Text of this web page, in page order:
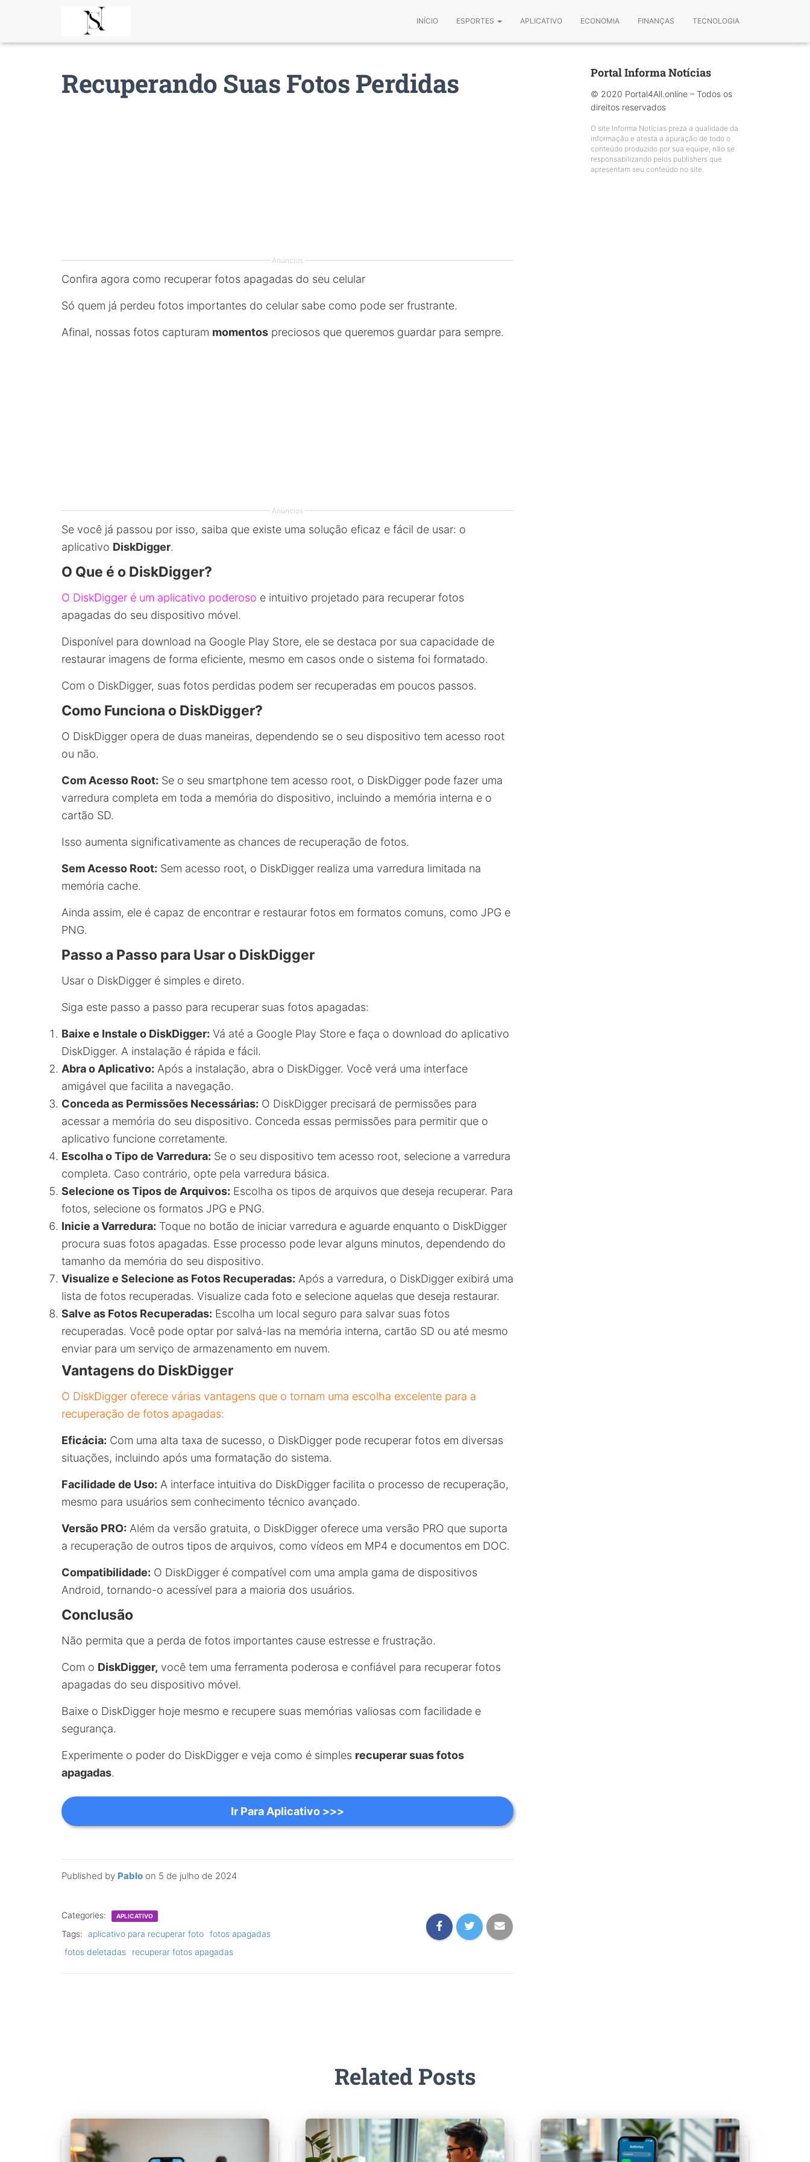
INÍCIO ESPORTES APLICATIVO ECONOMIA FINANÇAS TECNOLOGIA
Recuperando Suas Fotos Perdidas
Published by Pablo on 5 de julho de 2024
Anúncios
Confira agora como recuperar fotos apagadas do seu celular
Só quem já perdeu fotos importantes do celular sabe como pode ser frustrante.
Afinal, nossas fotos capturam momentos preciosos que queremos guardar para sempre.
Anúncios
Se você já passou por isso, saiba que existe uma solução eficaz e fácil de usar: o
aplicativo DiskDigger.
O Que é o DiskDigger?
O DiskDigger é um aplicativo poderoso e intuitivo projetado para recuperar fotos
apagadas do seu dispositivo móvel.
Disponível para download na Google Play Store, ele se destaca por sua capacidade de
restaurar imagens de forma eficiente, mesmo em casos onde o sistema foi formatado.
Com o DiskDigger, suas fotos perdidas podem ser recuperadas em poucos passos.
Como Funciona o DiskDigger?
O DiskDigger opera de duas maneiras, dependendo se o seu dispositivo tem acesso root
ou não.
Com Acesso Root: Se o seu smartphone tem acesso root, o DiskDigger pode fazer uma
varredura completa em toda a memória do dispositivo, incluindo a memória interna e o
cartão SD.
Isso aumenta significativamente as chances de recuperação de fotos.
Sem Acesso Root: Sem acesso root, o DiskDigger realiza uma varredura limitada na
memória cache.
Ainda assim, ele é capaz de encontrar e restaurar fotos em formatos comuns, como JPG e
PNG.
Passo a Passo para Usar o DiskDigger
Usar o DiskDigger é simples e direto.
Siga este passo a passo para recuperar suas fotos apagadas:
Baixe e Instale o DiskDigger: Vá até a Google Play Store e faça o download do aplicativo
DiskDigger. A instalação é rápida e fácil.
Abra o Aplicativo: Após a instalação, abra o DiskDigger. Você verá uma interface
amigável que facilita a navegação.
Conceda as Permissões Necessárias: O DiskDigger precisará de permissões para
acessar a memória do seu dispositivo. Conceda essas permissões para permitir que o
aplicativo funcione corretamente.
Escolha o Tipo de Varredura: Se o seu dispositivo tem acesso root, selecione a varredura
completa. Caso contrário, opte pela varredura básica.
Selecione os Tipos de Arquivos: Escolha os tipos de arquivos que deseja recuperar. Para
fotos, selecione os formatos JPG e PNG.
Inicie a Varredura: Toque no botão de iniciar varredura e aguarde enquanto o DiskDigger
procura suas fotos apagadas. Esse processo pode levar alguns minutos, dependendo do
tamanho da memória do seu dispositivo.
Visualize e Selecione as Fotos Recuperadas: Após a varredura, o DiskDigger exibirá uma
lista de fotos recuperadas. Visualize cada foto e selecione aquelas que deseja restaurar.
Salve as Fotos Recuperadas: Escolha um local seguro para salvar suas fotos
recuperadas. Você pode optar por salvá-las na memória interna, cartão SD ou até mesmo
enviar para um serviço de armazenamento em nuvem.
Vantagens do DiskDigger
O DiskDigger oferece várias vantagens que o tornam uma escolha excelente para a
recuperação de fotos apagadas:
Eficácia: Com uma alta taxa de sucesso, o DiskDigger pode recuperar fotos em diversas
situações, incluindo após uma formatação do sistema.
Facilidade de Uso: A interface intuitiva do DiskDigger facilita o processo de recuperação,
mesmo para usuários sem conhecimento técnico avançado.
Versão PRO: Além da versão gratuita, o DiskDigger oferece uma versão PRO que suporta
a recuperação de outros tipos de arquivos, como vídeos em MP4 e documentos em DOC.
Compatibilidade: O DiskDigger é compatível com uma ampla gama de dispositivos
Android, tornando-o acessível para a maioria dos usuários.
Conclusão
Não permita que a perda de fotos importantes cause estresse e frustração.
Com o DiskDigger, você tem uma ferramenta poderosa e confiável para recuperar fotos
apagadas do seu dispositivo móvel.
Baixe o DiskDigger hoje mesmo e recupere suas memórias valiosas com facilidade e
segurança.
Experimente o poder do DiskDigger e veja como é simples recuperar suas fotos
apagadas.
Ir Para Aplicativo >>>
Categories: APLICATIVO
Tags: aplicativo para recuperar foto fotos apagadas
fotos deletadas
recuperar fotos apagadas
Portal Informa Notícias
© 2020 Portal4All.online – Todos os
direitos reservados
O site Informa Notícias preza a qualidade da
informação e atesta a apuração de todo o
conteúdo produzido por sua equipe, não se
responsabilizando pelos publishers que
apresentam seu conteúdo no site.
Related Posts